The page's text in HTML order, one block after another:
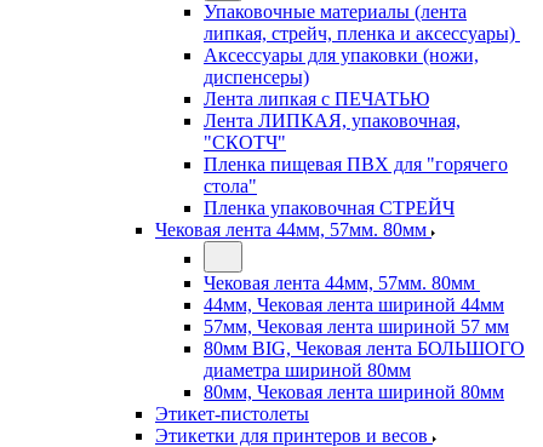
Упаковочные материалы (лента
липкая, стрейч, пленка и аксессуары)
Аксессуары для упаковки (ножи,
диспенсеры)
Лента липкая с ПЕЧАТЬЮ
Лента ЛИПКАЯ, упаковочная,
"СКОТЧ"
Пленка пищевая ПВХ для "горячего
стола"
Пленка упаковочная СТРЕЙЧ
Чековая лента 44мм, 57мм. 80мм
Чековая лента 44мм, 57мм. 80мм
44мм, Чековая лента шириной 44мм
57мм, Чековая лента шириной 57 мм
80мм BIG, Чековая лента БОЛЬШОГО
диаметра шириной 80мм
80мм, Чековая лента шириной 80мм
Этикет-пистолеты
Этикетки для принтеров и весов